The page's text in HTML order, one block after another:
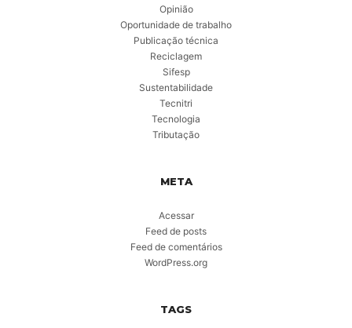
Opinião
Oportunidade de trabalho
Publicação técnica
Reciclagem
Sifesp
Sustentabilidade
Tecnitri
Tecnologia
Tributação
META
Acessar
Feed de posts
Feed de comentários
WordPress.org
TAGS